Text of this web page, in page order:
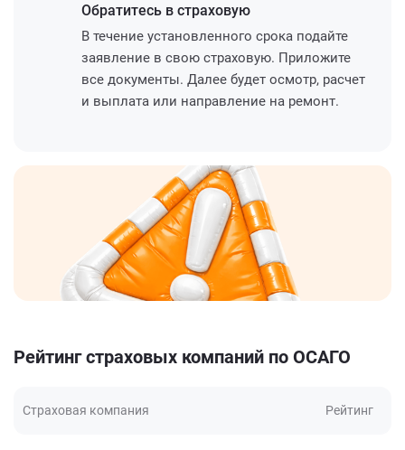
Обратитесь в страховую
В течение установленного срока подайте
заявление в свою страховую. Приложите
все документы. Далее будет осмотр, расчет
и выплата или направление на ремонт.
Рейтинг страховых компаний по ОСАГО
Страховая компания Рейтинг